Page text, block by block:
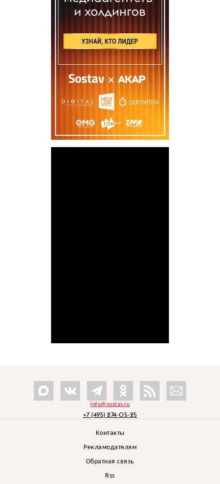
info@sostav.ru
+7 (495) 274-05-25
Контакты
Рекламодателям
Обратная связь
Rss